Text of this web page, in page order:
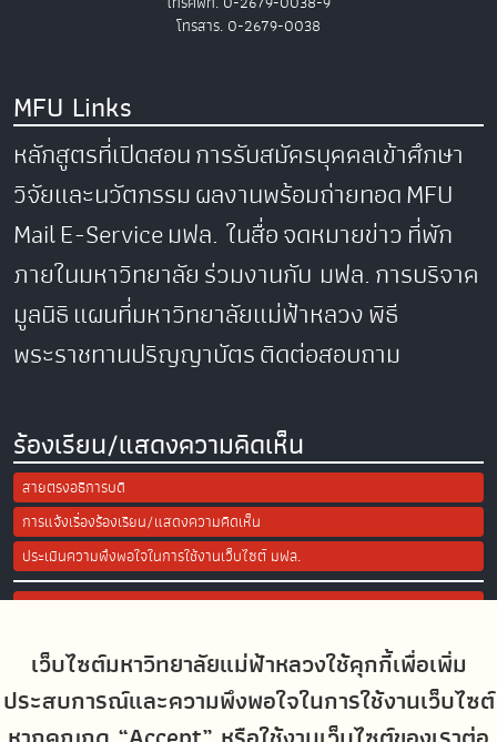
เว็บไซต์มหาวิทยาลัยแม่ฟ้าหลวงใช้คุกกี้เพื่อเพิ่ม
ประสบการณ์และความพึงพอใจในการใช้งานเว็บไซต์
โทรสาร. 0-2679-0038
MFU Links
หลักสูตรที่เปิดสอนการรับสมัครบุคคลเข้าศึกษา
วิจัยและนวัตกรรมผลงานพร้อมถ่ายทอดMFU
MailE-Serviceมฟล. ในสื่อจดหมายข่าวที่พัก
ภายในมหาวิทยาลัยร่วมงานกับ มฟล.การบริจาค
มูลนิธิแผนที่มหาวิทยาลัยแม่ฟ้าหลวงพิธี
พระราชทานปริญญาบัตรติดต่อสอบถาม
ร้องเรียน/แสดงความคิดเห็น
สายตรงอธิการบดี
การแจ้งเรื่องร้องเรียน/แสดงความคิดเห็น
ประเมินความพึงพอใจในการใช้งานเว็บไซต์ มฟล.
Site Map
Social Media